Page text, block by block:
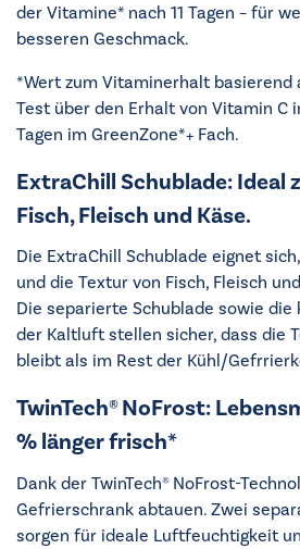
der Vitamine* nach 11 Tagen – für
besseren Geschmack.
*Wert zum Vitaminerhalt basierend
Test über den Erhalt von Vitamin C
Tagen im GreenZone*+ Fach.
ExtraChill Schublade: Ideal
Fisch, Fleisch und Käse.
Die ExtraChill Schublade eignet
und die Textur von Fisch, Fleisch
Die separierte Schublade sowie
der Kaltluft stellen sicher, dass die
bleibt als im Rest der Kühl/
TwinTech® NoFrost:
% länger frisch*
Dank der TwinTech® NoFrost-
Gefrierschrank abtauen. Zwei
sorgen für ideale Luftfeuchtigkeit